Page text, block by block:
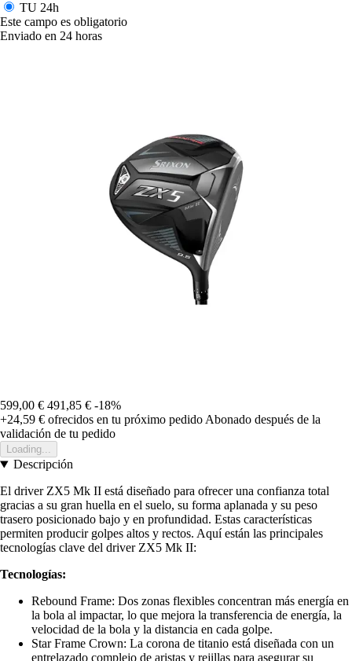
TU 24h
Este campo es obligatorio
Enviado en 24 horas
599,00 € 491,85 € -18%
+24,59 € ofrecidos en tu próximo pedido Abonado después de la
validación de tu pedido
Loading...
Descripción
El driver ZX5 Mk II está diseñado para ofrecer una confianza total
gracias a su gran huella en el suelo, su forma aplanada y su peso
trasero posicionado bajo y en profundidad. Estas características
permiten producir golpes altos y rectos. Aquí están las principales
tecnologías clave del driver ZX5 Mk II:
Tecnologías:
Rebound Frame: Dos zonas flexibles concentran más energía en
la bola al impactar, lo que mejora la transferencia de energía, la
velocidad de la bola y la distancia en cada golpe.
Star Frame Crown: La corona de titanio está diseñada con un
entrelazado complejo de aristas y rejillas para asegurar su